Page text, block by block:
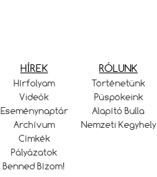
HÍREK
Hírfolyam
Videók
Eseménynaptár
Archívum
Címkék
Pályázatok
Benned Bízom!
RÓLUNK
Történetünk
Püspökeink
Alapító Bulla
Nemzeti Kegyhely